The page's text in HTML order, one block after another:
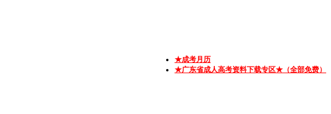
★成考月历
★广东省成人高考资料下载专区★（全部免费）